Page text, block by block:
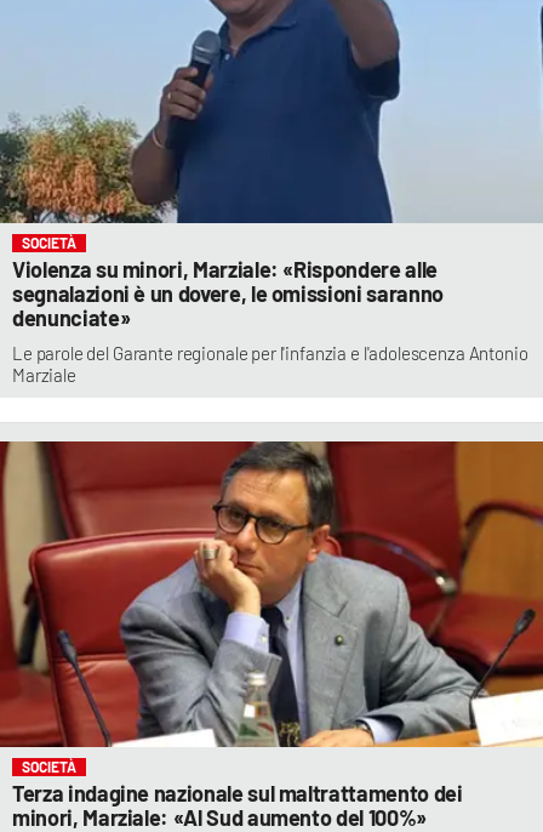
SOCIETÀ
Violenza su minori, Marziale: «Rispondere alle
segnalazioni è un dovere, le omissioni saranno
denunciate»
Le parole del Garante regionale per l'infanzia e l'adolescenza Antonio
Marziale
SOCIETÀ
Terza indagine nazionale sul maltrattamento dei
minori, Marziale: «Al Sud aumento del 100%»